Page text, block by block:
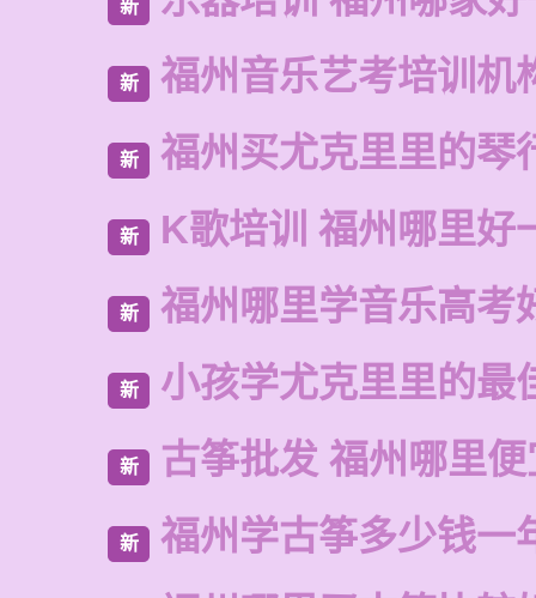
新
新 福州音乐艺考培训机
新 福州买尤克里里的琴
新 K歌培训 福州哪里好
新 福州哪里学音乐高考
新 小孩学尤克里里的最
新 古筝批发 福州哪里
新 福州学古筝多少钱一